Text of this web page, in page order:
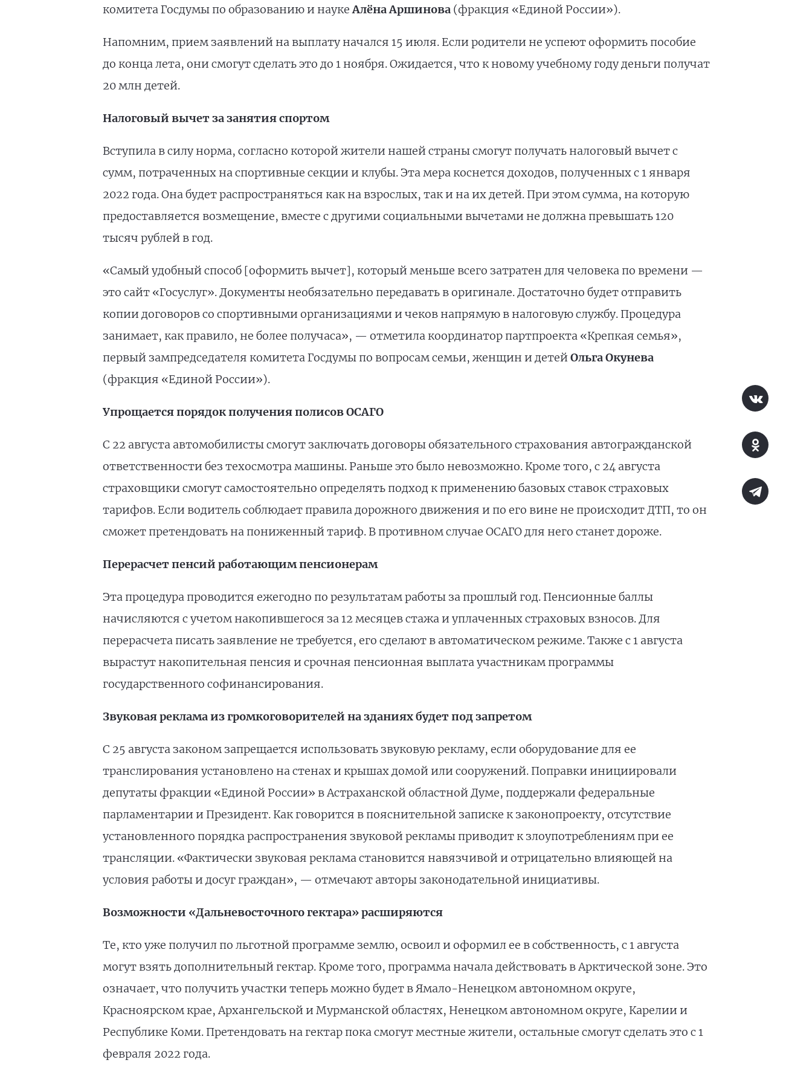
комитета Госдумы по образованию и наукеАлёна Аршинова(фракция «Единой России»).
Напомним, прием заявлений на выплату начался 15 июля. Если родители не успеют оформить пособие
до конца лета, они смогут сделать это до 1 ноября. Ожидается, что к новому учебному году деньги получат
20 млн детей.
Налоговый вычет за занятия спортом
Вступила в силу норма, согласно которой жители нашей страны смогут получать налоговый вычет с
сумм, потраченных на спортивные секции и клубы. Эта мера коснется доходов, полученных с 1 января
2022 года. Она будет распространяться как на взрослых, так и на их детей. При этом сумма, на которую
предоставляется возмещение, вместе с другими социальными вычетами не должна превышать 120
тысяч рублей в год.
«Самый удобный способ [оформить вычет], который меньше всего затратен для человека по времени —
это сайт «Госуслуг». Документы необязательно передавать в оригинале. Достаточно будет отправить
копии договоров со спортивными организациями и чеков напрямую в налоговую службу. Процедура
занимает, как правило, не более получаса», — отметила координатор партпроекта «Крепкая семья»,
первый зампредседателя комитета Госдумы по вопросам семьи, женщин и детей Ольга Окунева
(фракция «Единой России»).
Упрощается порядок получения полисов ОСАГО
С 22 августа автомобилисты смогут заключать договоры обязательного страхования автогражданской
ответственности без техосмотра машины. Раньше это было невозможно. Кроме того, с 24 августа
страховщики смогут самостоятельно определять подход к применению базовых ставок страховых
тарифов. Если водитель соблюдает правила дорожного движения и по его вине не происходит ДТП, то он
сможет претендовать на пониженный тариф. В противном случае ОСАГО для него станет дороже.
Перерасчет пенсий работающим пенсионерам
Эта процедура проводится ежегодно по результатам работы за прошлый год. Пенсионные баллы
начисляются с учетом накопившегося за 12 месяцев стажа и уплаченных страховых взносов. Для
перерасчета писать заявление не требуется, его сделают в автоматическом режиме. Также с 1 августа
вырастут накопительная пенсия и срочная пенсионная выплата участникам программы
государственного софинансирования.
Звуковая реклама из громкоговорителей на зданиях будет под запретом
С 25 августа законом запрещается использовать звуковую рекламу, если оборудование для ее
транслирования установлено на стенах и крышах домой или сооружений. Поправки инициировали
депутаты фракции «Единой России» в Астраханской областной Думе, поддержали федеральные
парламентарии и Президент. Как говорится в пояснительной записке к законопроекту, отсутствие
установленного порядка распространения звуковой рекламы приводит к злоупотреблениям при ее
трансляции. «Фактически звуковая реклама становится навязчивой и отрицательно влияющей на
условия работы и досуг граждан», — отмечают авторы законодательной инициативы.
Возможности «Дальневосточного гектара» расширяются
Те, кто уже получил по льготной программе землю, освоил и оформил ее в собственность, с 1 августа
могут взять дополнительный гектар. Кроме того, программа начала действовать в Арктической зоне. Это
означает, что получить участки теперь можно будет в Ямало-Ненецком автономном округе,
Красноярском крае, Архангельской и Мурманской областях, Ненецком автономном округе, Карелии и
Республике Коми. Претендовать на гектар пока смогут местные жители, остальные смогут сделать это с 1
февраля 2022 года.